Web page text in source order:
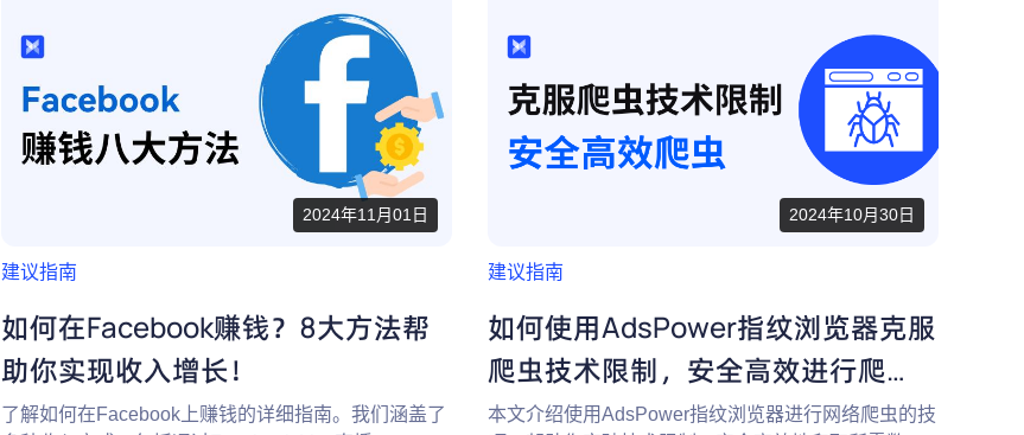
2024年11月01日
建议指南
如何在Facebook赚钱？8大方法帮
助你实现收入增长！
了解如何在Facebook上赚钱的详细指南。我们涵盖了
2024年10月30日
建议指南
如何使用AdsPower指纹浏览器克服
爬虫技术限制，安全高效进行爬
虫！
本文介绍使用AdsPower指纹浏览器进行网络爬虫的技